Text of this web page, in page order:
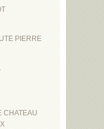
PIERRE
CHATEAU